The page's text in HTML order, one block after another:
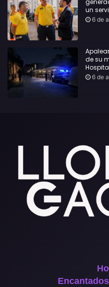
un
6 de
de su
6 de